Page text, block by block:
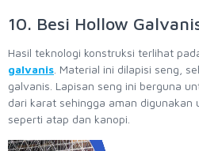
10. Besi Hollow
Hasil teknologi konstruksi terlihat
galvanis . Material ini dilapisi seng,
galvanis. Lapisan seng ini berguna
dari karat sehingga aman digunakan
seperti atap dan kanopi.